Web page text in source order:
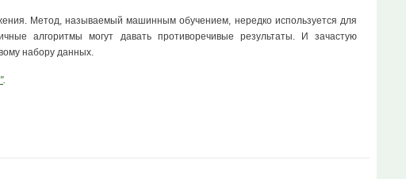
Метод, называемый машинным обучением, нередко используется для
алгоритмы могут давать противоречивые результаты. И зачастую
набору данных.
.